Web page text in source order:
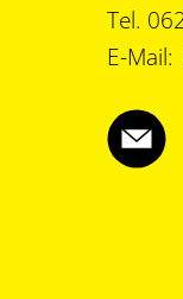
Tel.
E-Mail: